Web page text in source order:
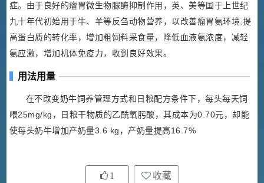
症。由于良好的瘤胃微生物脲酶抑制作用，英、美等国于上世纪
九十年代初始用于牛、羊等反刍动物营养，以改善瘤胃氨环境,提
高蛋白质的转化率，增加粗饲料采食量，降低血液氨浓度，减轻
氨应激，增加机体免疫力，收到良好效果。
用法用量
在不改变奶牛饲养管理方式和日粮配方条件下，每头每天饲
喂25mg/kg，日粮干物质的乙酰氧肟酸，其成本为0.70元，却能
使每头奶牛增加产奶量3.6 kg，产奶量提高16.7%
1 收藏